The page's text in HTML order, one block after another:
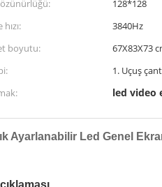
128*128
3840Hz
boyutu:
67X83X73
1. Uçuş
led video
Ayarlanabilir Led Genel